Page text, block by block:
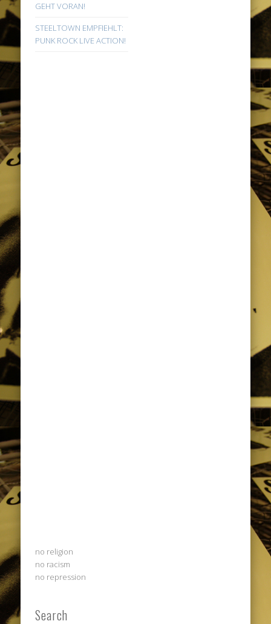
GEHT VORAN!
STEELTOWN EMPFIEHLT:
PUNK ROCK LIVE ACTION!
no religion
no racism
no repression
Search